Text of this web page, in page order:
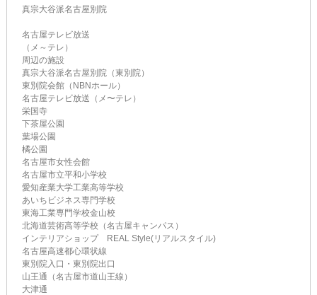
真宗大谷派名古屋別院
名古屋テレビ放送
（メ～テレ）
周辺の施設
真宗大谷派名古屋別院（東別院）
東別院会館（NBNホール）
名古屋テレビ放送（メ〜テレ）
栄国寺
下茶屋公園
葉場公園
橘公園
名古屋市女性会館
名古屋市立平和小学校
愛知産業大学工業高等学校
あいちビジネス専門学校
東海工業専門学校金山校
北海道芸術高等学校（名古屋キャンパス）
インテリアショップ REAL Style(リアルスタイル)
名古屋高速都心環状線
東別院入口・東別院出口
山王通（名古屋市道山王線）
大津通